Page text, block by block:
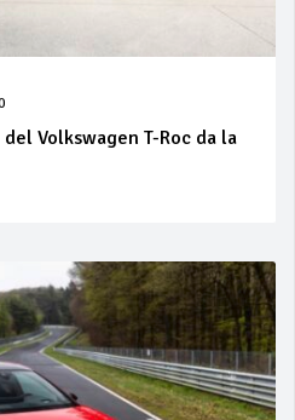
Volkswagen T-Roc da la